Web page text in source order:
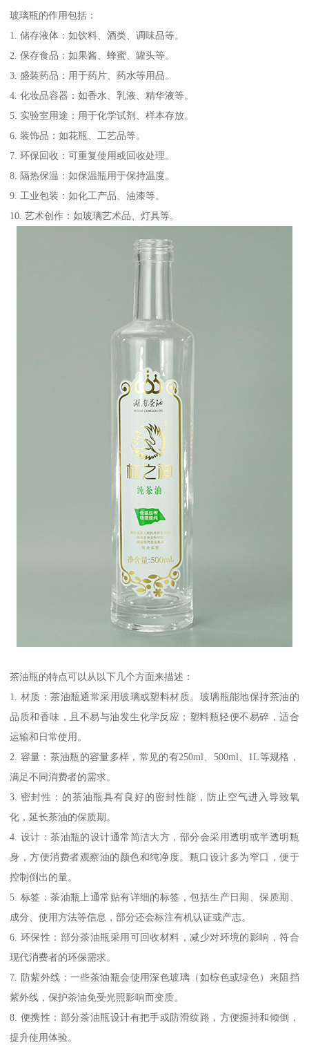
玻璃瓶的作用包括：
1. 储存液体：如饮料、酒类、调味品等。
2. 保存食品：如果酱、蜂蜜、罐头等。
3. 盛装药品：用于药片、药水等用品。
4. 化妆品容器：如香水、乳液、精华液等。
5. 实验室用途：用于化学试剂、样本存放。
6. 装饰品：如花瓶、工艺品等。
7. 环保回收：可重复使用或回收处理。
8. 隔热保温：如保温瓶用于保持温度。
9. 工业包装：如化工产品、油漆等。
10. 艺术创作：如玻璃艺术品、灯具等。
茶油瓶的特点可以从以下几个方面来描述：
1. 材质：茶油瓶通常采用玻璃或塑料材质。玻璃瓶能地保持茶油的
品质和香味，且不易与油发生化学反应；塑料瓶轻便不易碎，适合
运输和日常使用。
2. 容量：茶油瓶的容量多样，常见的有250ml、500ml、1L等规格，
满足不同消费者的需求。
3. 密封性：的茶油瓶具有良好的密封性能，防止空气进入导致氧
化，延长茶油的保质期。
4. 设计：茶油瓶的设计通常简洁大方，部分会采用透明或半透明瓶
身，方便消费者观察油的颜色和纯净度。瓶口设计多为窄口，便于
控制倒出的量。
5. 标签：茶油瓶上通常贴有详细的标签，包括生产日期、保质期、
成分、使用方法等信息，部分还会标注有机认证或产志。
6. 环保性：部分茶油瓶采用可回收材料，减少对环境的影响，符合
现代消费者的环保需求。
7. 防紫外线：一些茶油瓶会使用深色玻璃（如棕色或绿色）来阻挡
紫外线，保护茶油免受光照影响而变质。
8. 便携性：部分茶油瓶设计有把手或防滑纹路，方便握持和倾倒，
提升使用体验。